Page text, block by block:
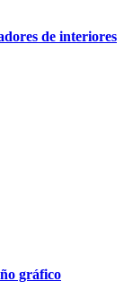
de interiores
gráfico